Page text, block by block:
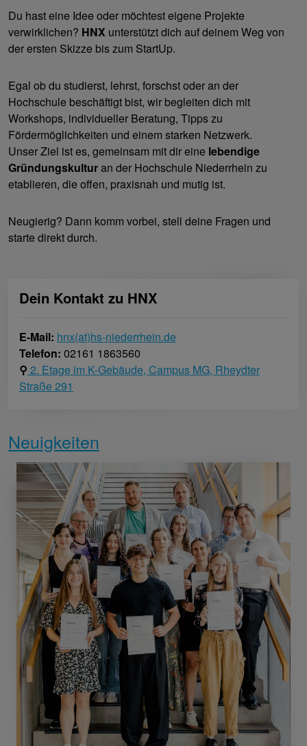
Du hast eine Idee oder möchtest eigene Projekte
verwirklichen? HNX unterstützt dich auf deinem Weg von
der ersten Skizze bis zum StartUp.
Egal ob du studierst, lehrst, forschst oder an der
Hochschule beschäftigt bist, wir begleiten dich mit
Workshops, individueller Beratung, Tipps zu
Fördermöglichkeiten und einem starken Netzwerk.
Unser Ziel ist es, gemeinsam mit dir eine lebendige
Gründungskulturan der Hochschule Niederrhein zu
etablieren, die offen, praxisnah und mutig ist.
Neugierig? Dann komm vorbei, stell deine Fragen und
starte direkt durch.
Dein Kontakt zu HNX
E-Mail: hnx(at)hs-niederrhein.de
Telefon: 02161 1863560
⚲ 2. Etage im K-Gebäude, Campus MG, Rheydter
Straße 291
Neuigkeiten